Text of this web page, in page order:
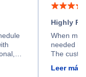
Highly
When my
needed
The
calm,
Leer más